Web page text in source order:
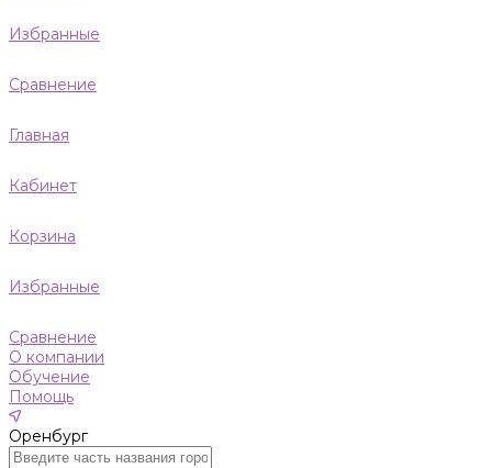
Избранные
Сравнение
Главная
Кабинет
Корзина
Избранные
Сравнение
О компании
Обучение
Помощь
Оренбург